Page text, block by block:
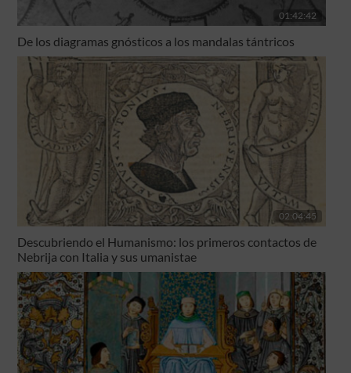
01:42:42
De los diagramas gnósticos a los mandalas tántricos
02:04:45
Descubriendo el Humanismo: los primeros contactos de
Nebrija con Italia y sus umanistae